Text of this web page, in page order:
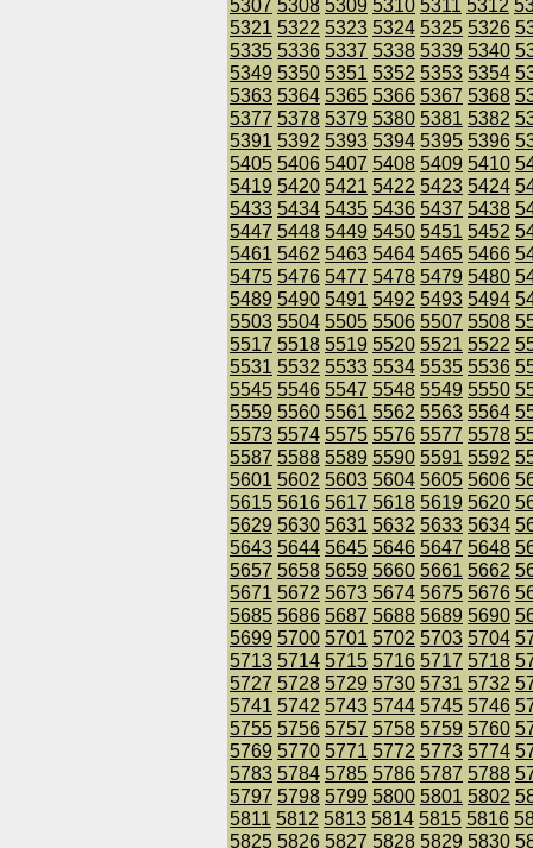
5307 5308 5309 5310 5311 5312
5321 5322 5323 5324 5325 5326
5335 5336 5337 5338 5339 5340
5349 5350 5351 5352 5353 5354
5363 5364 5365 5366 5367 5368
5377 5378 5379 5380 5381 5382
5391 5392 5393 5394 5395 5396
5405 5406 5407 5408 5409 5410
5419 5420 5421 5422 5423 5424
5433 5434 5435 5436 5437 5438
5447 5448 5449 5450 5451 5452
5461 5462 5463 5464 5465 5466
5475 5476 5477 5478 5479 5480
5489 5490 5491 5492 5493 5494
5503 5504 5505 5506 5507 5508
5517 5518 5519 5520 5521 5522
5531 5532 5533 5534 5535 5536
5545 5546 5547 5548 5549 5550
5559 5560 5561 5562 5563 5564
5573 5574 5575 5576 5577 5578
5587 5588 5589 5590 5591 5592
5601 5602 5603 5604 5605 5606
5615 5616 5617 5618 5619 5620
5629 5630 5631 5632 5633 5634
5643 5644 5645 5646 5647 5648
5657 5658 5659 5660 5661 5662
5671 5672 5673 5674 5675 5676
5685 5686 5687 5688 5689 5690
5699 5700 5701 5702 5703 5704
5713 5714 5715 5716 5717 5718
5727 5728 5729 5730 5731 5732
5741 5742 5743 5744 5745 5746
5755 5756 5757 5758 5759 5760
5769 5770 5771 5772 5773 5774
5783 5784 5785 5786 5787 5788
5797 5798 5799 5800 5801 5802
5811 5812 5813 5814 5815 5816
5825 5826 5827 5828 5829 5830